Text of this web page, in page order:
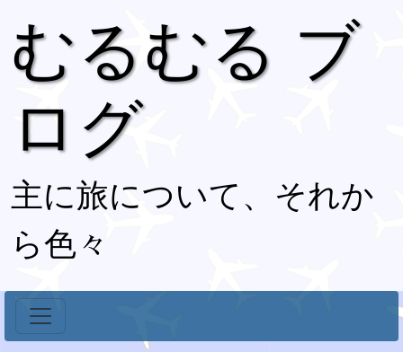
むるむる ブ
ログ
主に旅について、それか
ら色々